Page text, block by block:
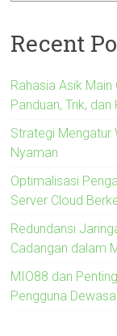
Recent
Rahasia Asik Main
Panduan, Trik,
Strategi Mengatur
Nyaman
Optimalisasi
Server Cloud
Redundansi
Cadangan dalam
MIO88 dan
Pengguna Dewasa